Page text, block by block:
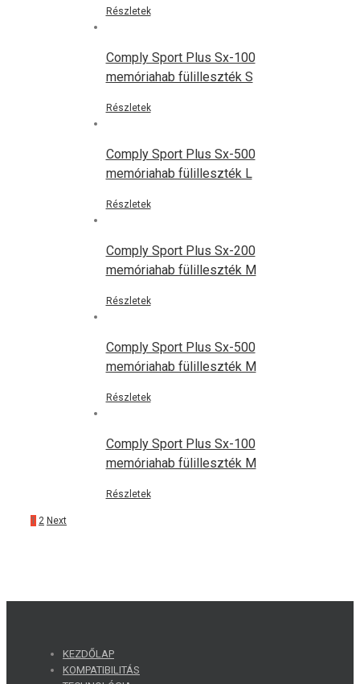
Részletek
Comply Sport Plus Sx-100
memóriahab fülilleszték S
Részletek
Comply Sport Plus Sx-500
memóriahab fülilleszték L
Részletek
Comply Sport Plus Sx-200
memóriahab fülilleszték M
Részletek
Comply Sport Plus Sx-500
memóriahab fülilleszték M
Részletek
Comply Sport Plus Sx-100
memóriahab fülilleszték M
Részletek
1 2 Next
KEZDŐLAP
KOMPATIBILITÁS